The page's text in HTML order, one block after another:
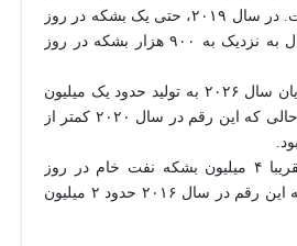
گویان نمونه بارز آن است. در سال ۲۰۱۹، حتی یک بشکه در روز
هم تولید نکرد، اما امسال به نزدیک به ۹۰۰ هزار بشکه در روز
آرژانتین انتظار دارد تا پایان سال ۲۰۲۶ به تولید حدود یک میلیون
بشکه در روز برسد، در حالی که این رقم در سال ۲۰۲۰ کمتر از
در همین حال، برزیل تقریبا ۴ میلیون بشکه نفت خام در روز
تولید می‌کند، در حالی که این رقم در سال ۲۰۱۶ حدود ۲ میلیون